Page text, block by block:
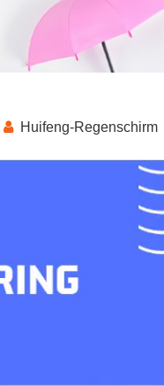
Huifeng-Regenschirm